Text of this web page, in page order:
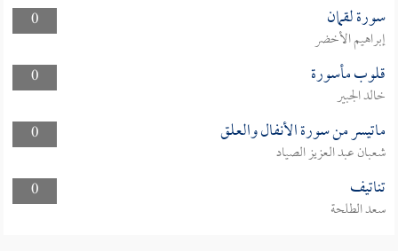
0
سورة لقمان
إبراهيم الأخضر
0
قلوب مأسورة
خالد الجبير
0
ماتيسر من سورة الأنفال والعلق
شعبان عبد العزيز الصياد
0
تناتيف
سعد الطلحة